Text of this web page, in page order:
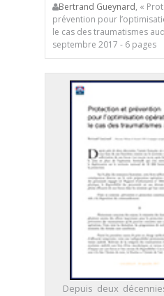
Bertrand Gueynard, «
prévention pour
le cas des traumatismes
septembre 2017 - 6 pages
Depuis deux